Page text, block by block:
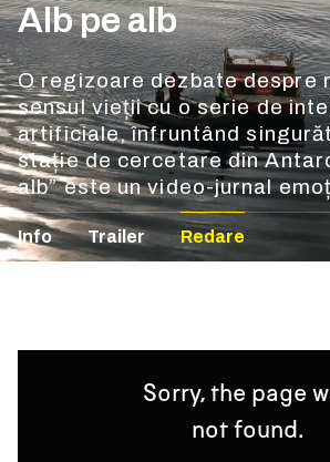
Alb pe alb
O regizoare dezbate despre
sensul vieții cu o serie de
artificiale, înfruntând
stație de cercetare din
alb” este un video-jurnal
intersecția dintre natură și
un superb peisaj de gheață.
Info Trailer Redare